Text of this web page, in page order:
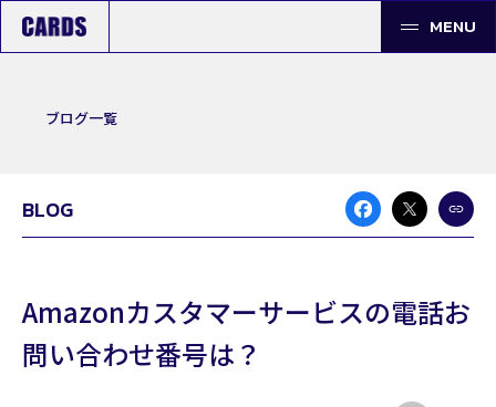
MENU
ブログ一覧
BLOG
Amazonカスタマーサービスの電話お
問い合わせ番号は？